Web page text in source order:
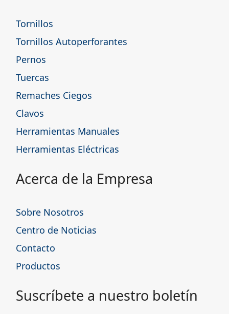
Tornillos
Tornillos Autoperforantes
Pernos
Tuercas
Remaches Ciegos
Clavos
Herramientas Manuales
Herramientas Eléctricas
Acerca de la Empresa
Sobre Nosotros
Centro de Noticias
Contacto
Productos
Suscríbete a nuestro boletín